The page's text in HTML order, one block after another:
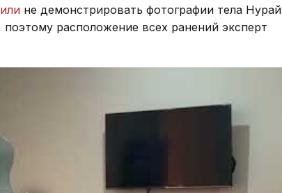
не демонстрировать фотографии тела Нурай
расположение всех ранений эксперт